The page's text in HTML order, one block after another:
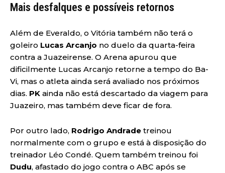
Mais desfalques e possíveis retornos
Além de Everaldo, o Vitória também não terá o
goleiro Lucas Arcanjo no duelo da quarta-feira
contra a Juazeirense. O Arena apurou que
dificilmente Lucas Arcanjo retorne a tempo do Ba-
Vi, mas o atleta ainda será avaliado nos próximos
dias. PK ainda não está descartado da viagem para
Juazeiro, mas também deve ficar de fora.
Por outro lado, Rodrigo Andrade treinou
normalmente com o grupo e está à disposição do
treinador Léo Condé. Quem também treinou foi
Dudu, afastado do jogo contra o ABC após se